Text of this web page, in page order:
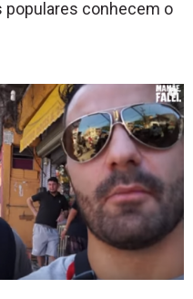
populares conhecem o